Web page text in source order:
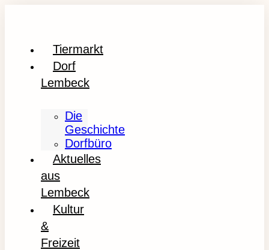
Tiermarkt
Dorf
Lembeck
Die
Geschichte
Dorfbüro
Aktuelles
aus
Lembeck
Kultur
&
Freizeit